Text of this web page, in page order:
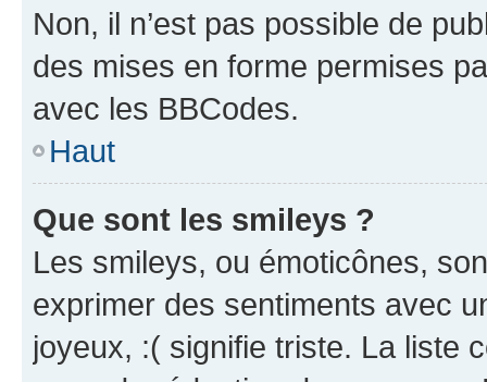
Non, il n’est pas possible de
des mises en forme permises
avec les BBCodes.
Haut
Que sont les smileys ?
Les smileys, ou émoticônes,
exprimer des sentiments avec
joyeux, :( signifie triste. La liste